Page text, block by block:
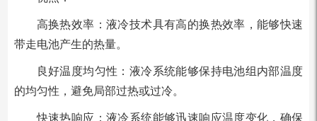
高换热效率：液冷技术具有高的换热效率，能够快速
带走电池产生的热量。
良好温度均匀性：液冷系统能够保持电池组内部温度
的均匀性，避免局部过热或过冷。
快速热响应：液冷系统能够迅速响应温度变化，确保